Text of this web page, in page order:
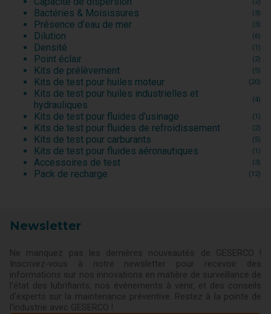
(2)
Bactéries & Moisissures (3)
Présence d'eau de mer (3)
Dilution (6)
Densité (1)
Point éclair (2)
Kits de prélèvement (5)
Kits de test pour huiles moteur (20)
Kits de test pour huiles industrielles et
hydrauliques
(4)
Kits de test pour fluides d’usinage (1)
Kits de test pour fluides de refroidissement (2)
Kits de test pour carburants (5)
Kits de test pour fluides aéronautiques (1)
Accessoires de test (3)
Pack de recharge (12)
Newsletter
Ne manquez pas les dernières nouveautés de GESERCO !
Inscrivez-vous à notre newsletter pour recevoir des
informations sur nos innovations en matière de surveillance de
l'état des lubrifiants, nos événements à venir, et des conseils
d'experts sur la maintenance préventive. Restez à la pointe de
l'industrie avec GESERCO !